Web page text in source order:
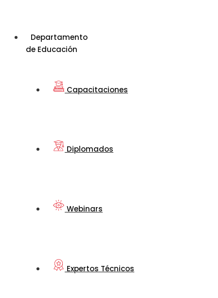
Departamento
de Educación
Capacitaciones
Diplomados
Webinars
Expertos Técnicos